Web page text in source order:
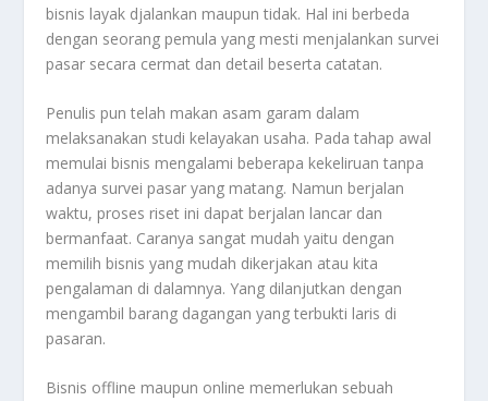
bisnis layak djalankan maupun tidak. Hal ini berbeda
dengan seorang pemula yang mesti menjalankan survei
pasar secara cermat dan detail beserta catatan.
Penulis pun telah makan asam garam dalam
melaksanakan studi kelayakan usaha. Pada tahap awal
memulai bisnis mengalami beberapa kekeliruan tanpa
adanya survei pasar yang matang. Namun berjalan
waktu, proses riset ini dapat berjalan lancar dan
bermanfaat. Caranya sangat mudah yaitu dengan
memilih bisnis yang mudah dikerjakan atau kita
pengalaman di dalamnya. Yang dilanjutkan dengan
mengambil barang dagangan yang terbukti laris di
pasaran.
Bisnis offline maupun online memerlukan sebuah